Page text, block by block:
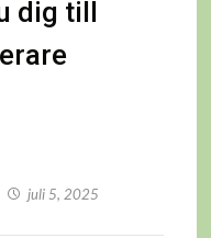
dig till
juli 5, 2025